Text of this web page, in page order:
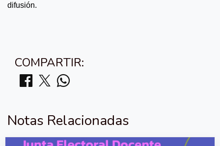
difusión.
COMPARTIR:
Notas Relacionadas